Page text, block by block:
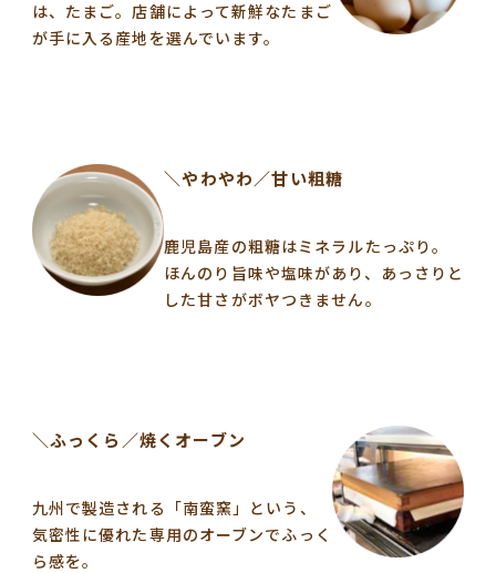
は、たまご。店舗によって新鮮なたまご
が手に入る産地を選んでいます。
＼やわやわ／甘い粗糖
鹿児島産の粗糖はミネラルたっぷり。
ほんのり旨味や塩味があり、あっさりと
した甘さがボヤつきません。
＼ふっくら／焼くオーブン
九州で製造される「南蛮窯」という、
気密性に優れた専用のオーブンでふっく
ら感を。